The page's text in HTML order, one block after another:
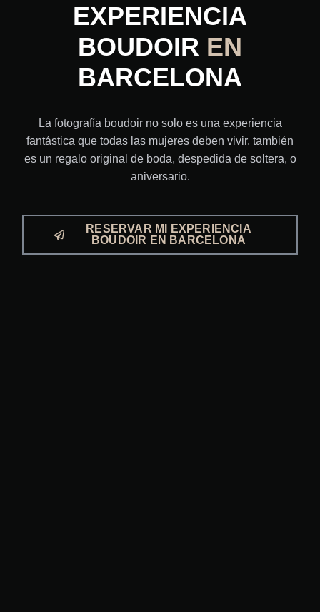
EXPERIENCIA
BOUDOIR EN
BARCELONA
La fotografía boudoir no solo es una experiencia
fantástica que todas las mujeres deben vivir, también
es un regalo original de boda, despedida de soltera, o
aniversario.
RESERVAR MI EXPERIENCIA
BOUDOIR EN BARCELONA